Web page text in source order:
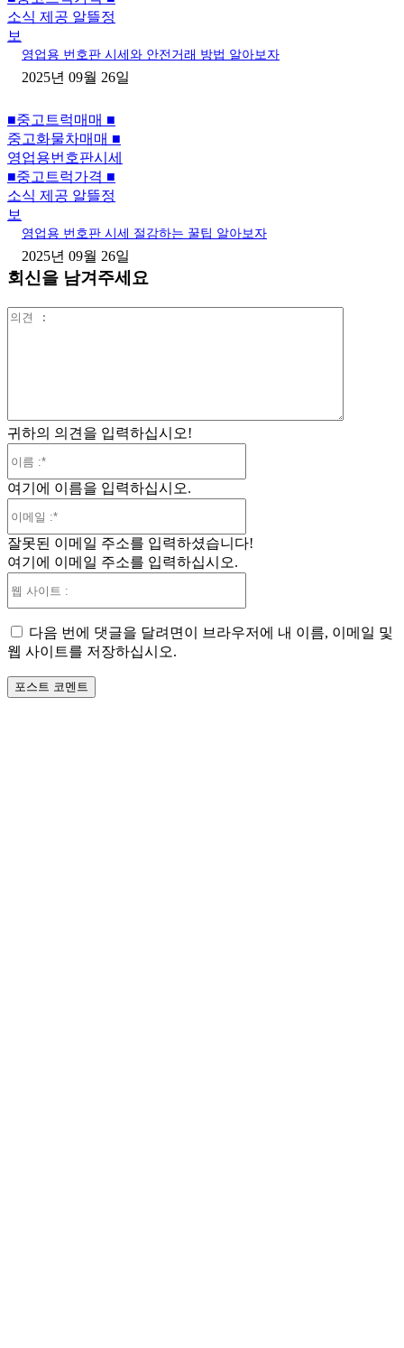
소식 제공 알뜰정
보
영업용 번호판 시세와 안전거래 방법 알아보자
2025년 09월 26일
■중고트럭매매 ■
중고화물차매매 ■
영업용번호판시세
■중고트럭가격 ■
소식 제공 알뜰정
보
영업용 번호판 시세 절감하는 꿀팁 알아보자
2025년 09월 26일
회신을 남겨주세요
귀하의 의견을 입력하십시오!
여기에 이름을 입력하십시오.
일
잘못된 이메일 주소를 입력하셨습니다!
여기에 이메일 주소를 입력하십시오.
트
다음 번에 댓글을 달려면이 브라우저에 내 이름, 이메일 및
웹 사이트를 저장하십시오.